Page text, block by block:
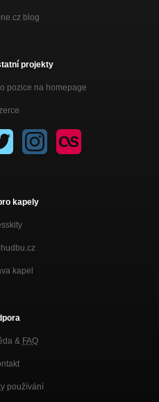
blog
projekty
pozice na homepage
kapely
kapel
& FAQ
používání